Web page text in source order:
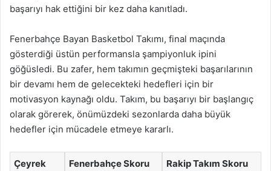
başarıyı hak ettiğini bir kez daha kanıtladı.
Fenerbahçe Bayan Basketbol Takımı, final maçında
gösterdiği üstün performansla şampiyonluk ipini
göğüsledi. Bu zafer, hem takımın geçmişteki başarılarının
bir devamı hem de gelecekteki hedefleri için bir
motivasyon kaynağı oldu. Takım, bu başarıyı bir başlangıç
olarak görerek, önümüzdeki sezonlarda daha büyük
hedefler için mücadele etmeye kararlı.
Çeyrek Fenerbahçe Skoru Rakip Takım Skoru